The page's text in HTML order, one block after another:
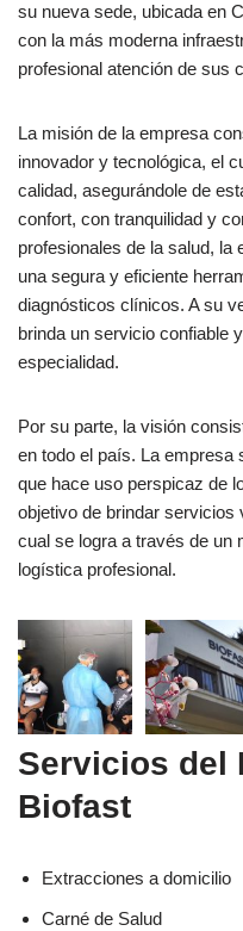
su nueva sede, ubicada en
con la más moderna
profesional atención de sus
La misión de la empresa
innovador y tecnológica, el
calidad, asegurándole de
confort, con tranquilidad y
profesionales de la salud, la
una segura y eficiente
diagnósticos clínicos. A su
brinda un servicio confiable
especialidad.
Por su parte, la visión
en todo el país. La empresa
que hace uso perspicaz de
objetivo de brindar servicios
cual se logra a través de un
logística profesional.
Servicios del
Biofast
Extracciones a domicilio
Carné de Salud